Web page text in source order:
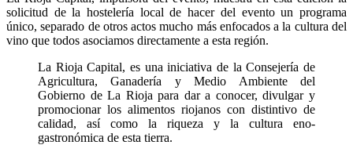
solicitud de la hostelería local de hacer del evento un programa
único, separado de otros actos mucho más enfocados a la cultura del
vino que todos asociamos directamente a esta región.
La Rioja Capital, es una iniciativa de la Consejería de
Agricultura, Ganadería y Medio Ambiente del
Gobierno de La Rioja para dar a conocer, divulgar y
promocionar los alimentos riojanos con distintivo de
calidad, así como la riqueza y la cultura eno-
gastronómica de esta tierra.